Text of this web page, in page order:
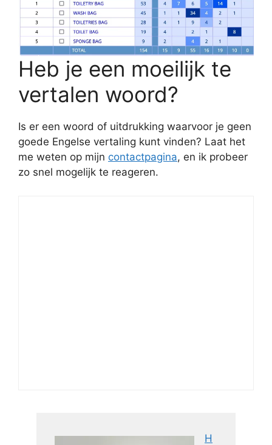
Heb je een moeilijk te
vertalen woord?
Is er een woord of uitdrukking waarvoor je geen
goede Engelse vertaling kunt vinden? Laat het
me weten op mijn contactpagina, en ik probeer
zo snel mogelijk te reageren.
H